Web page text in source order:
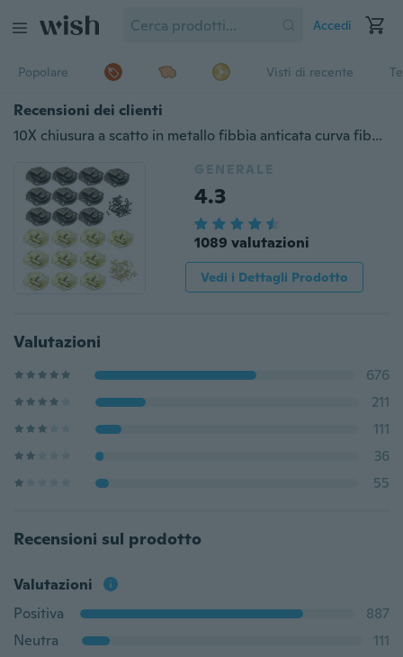
Accedi
Popolare Visti di recente
Recensioni dei clienti
10X chiusura a scatto in metallo fibbia anticata curva fibbia corno gancio gioielli scatola lucchetto FAB
GENERALE
4.3
1089 valutazioni
Vedi i Dettagli Prodotto
Valutazioni
676
211
111
36
55
Recensioni sul prodotto
Valutazioni
Positiva
887
Neutra
111